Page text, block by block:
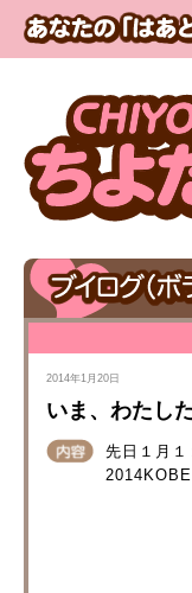
2014年1月20日
いま、わたし
先日１月